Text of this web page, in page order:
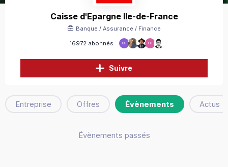
Caisse d'Epargne Ile-de-France
16972 abonnés DB FH
Banque / Assurance / Finance
Suivre
Entreprise Offres Évènements Actus
Évènements passés